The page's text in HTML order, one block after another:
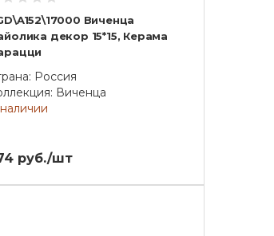
Виченца
декор 15*15, Керама
Россия
Виченца
руб./шт